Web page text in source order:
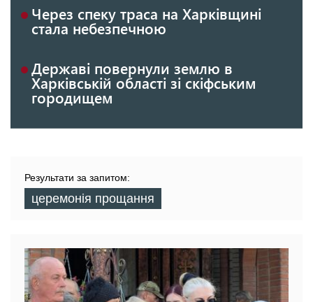
Через спеку траса на Харківщині
стала небезпечною
Державі повернули землю в
Харківській області зі скіфським
городищем
Результати за запитом:
церемонія прощання